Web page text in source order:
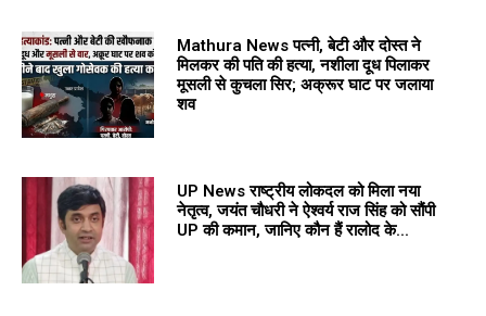
Mathura News पत्नी, बेटी और दोस्त ने
मिलकर की पति की हत्या, नशीला दूध पिलाकर
मूसली से कुचला सिर; अक्रूर घाट पर जलाया
शव
UP News राष्ट्रीय लोकदल को मिला नया
नेतृत्व, जयंत चौधरी ने ऐश्वर्य राज सिंह को सौंपी
UP की कमान, जानिए कौन हैं रालोद के...